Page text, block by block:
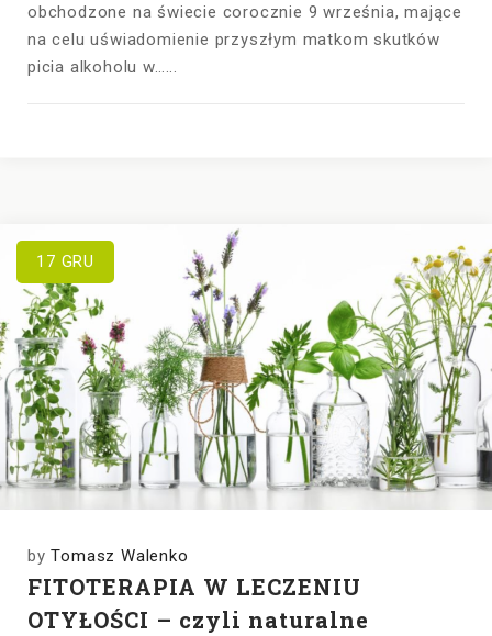
obchodzone na świecie corocznie 9 września, mające
na celu uświadomienie przyszłym matkom skutków
picia alkoholu w…...
17 GRU
byTomasz Walenko
FITOTERAPIA W LECZENIU
OTYŁOŚCI – czyli naturalne